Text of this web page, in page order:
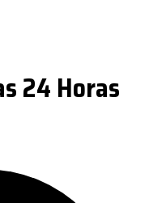
24 Horas